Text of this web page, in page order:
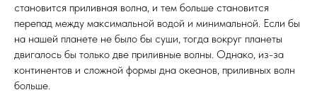
становится приливная волна, и тем больше становится
перепад между максимальной водой и минимальной. Если бы
на нашей планете не было бы суши, тогда вокруг планеты
двигалось бы только две приливные волны. Однако, из-за
континентов и сложной формы дна океанов, приливных волн
больше.